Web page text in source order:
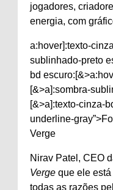
jogadores,
energia, com
a:hover]:texto-
sublinhado-preto
bd
[&>a]:sombra-
[&>a]:texto-cinza-
underline-
Verge
Nirav Patel, CEO
Verge que ele
todas as razões